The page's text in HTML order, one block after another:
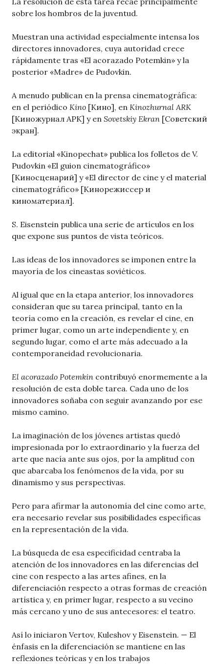
sobre los hombros de la juventud.
Muestran una actividad especialmente intensa los
directores innovadores, cuya autoridad crece
rápidamente tras «El acorazado Potemkin» y la
posterior «Madre» de Pudovkin.
A menudo publican en la prensa cinematográfica:
en el periódico Kino [Кино], en Kinozhurnal ARK
[Киножурнал АРК] y en Sovetskiy Ekran [Советский
экран].
La editorial «Kinopechat» publica los folletos de V.
Pudovkin «El guion cinematográfico»
[Киносценарий] y «El director de cine y el material
cinematográfico» [Кинорежиссер и
киноматериал].
S. Eisenstein publica una serie de artículos en los
que expone sus puntos de vista teóricos.
Las ideas de los innovadores se imponen entre la
mayoría de los cineastas soviéticos.
Al igual que en la etapa anterior, los innovadores
consideran que su tarea principal, tanto en la
teoría como en la creación, es revelar el cine, en
primer lugar, como un arte independiente y, en
segundo lugar, como el arte más adecuado a la
contemporaneidad revolucionaria.
El acorazado Potemkin contribuyó enormemente a la
resolución de esta doble tarea. Cada uno de los
innovadores soñaba con seguir avanzando por ese
mismo camino.
La imaginación de los jóvenes artistas quedó
impresionada por lo extraordinario y la fuerza del
arte que nacía ante sus ojos, por la amplitud con
que abarcaba los fenómenos de la vida, por su
dinamismo y sus perspectivas.
Pero para afirmar la autonomía del cine como arte,
era necesario revelar sus posibilidades específicas
en la representación de la vida.
La búsqueda de esa especificidad centraba la
atención de los innovadores en las diferencias del
cine con respecto a las artes afines, en la
diferenciación respecto a otras formas de creación
artística y, en primer lugar, respecto a su vecino
más cercano y uno de sus antecesores: el teatro.
Así lo iniciaron Vertov, Kuleshov y Eisenstein. — El
énfasis en la diferenciación se mantiene en las
reflexiones teóricas y en los trabajos